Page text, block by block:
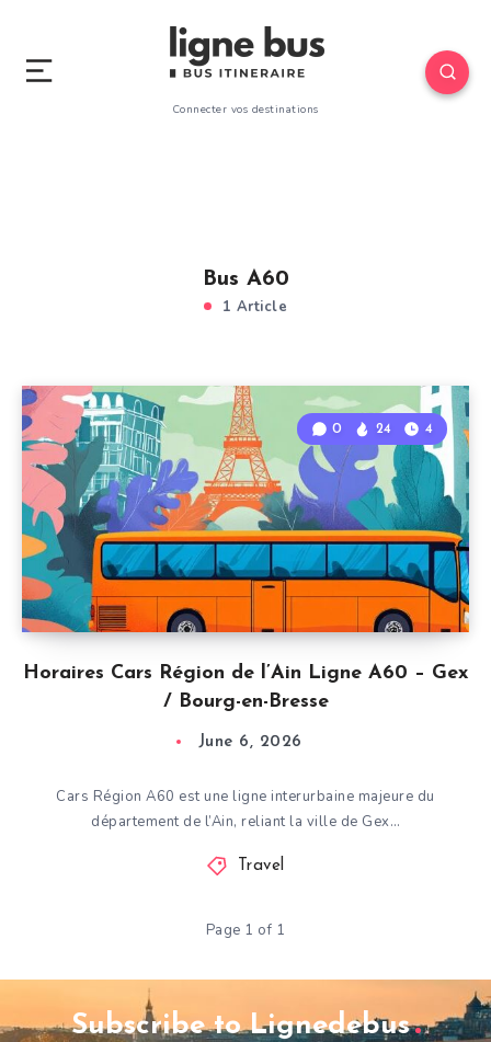
Connecter vos destinations
Bus A60
1 Article
Horaires Cars Région de l’Ain Ligne A60 – Gex
/ Bourg-en-Bresse
0 24 4
June 6, 2026
Cars Région A60 est une ligne interurbaine majeure du
département de l’Ain, reliant la ville de Gex…
Travel
Page 1 of 1
Subscribe to Lignedebus